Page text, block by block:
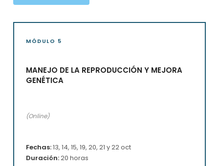
MÓDULO 5
MANEJO DE LA REPRODUCCIÓN Y MEJORA
GENÉTICA
(Online)
Fechas:13, 14, 15, 19, 20, 21 y 22 oct
Duración:20 horas